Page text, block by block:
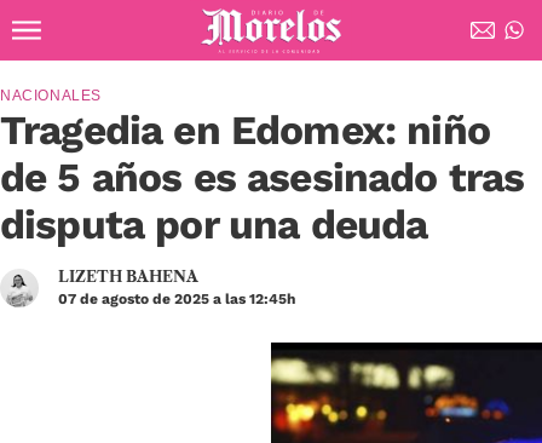
Diario de Morelos
Tragedia en Edomex: niño
de 5 años es asesinado tras
disputa por una deuda
NACIONALES
LIZETH BAHENA
07 de agosto de 2025 a las 12:45h